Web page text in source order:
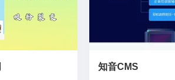
知音CMS